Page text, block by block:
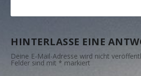
HINTERLASSE EINE
Deine E-Mail-Adresse wird nicht
Felder sind mit * markiert